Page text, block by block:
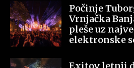
Počinje
Vrnjačka
pleše uz
elektronske